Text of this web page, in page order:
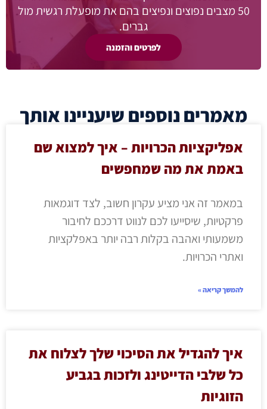
50 מצבים נפוצים ונפיצים בהם את מופעלת רגשית מול
גברים.
לפרטים והזמנה
מאמרים נוספים שיעניינו אותך
אפליקציות הכרויות – איך למצוא שם
באמת את מה שמחפשים
במאמר זה אני מציע עקרון חשוב, לצד דוגמאות
פרקטיות, שיסייעו לכם לנווט דרככם לחיבור
משמעותי ואהבה בקלות רבה יותר באפלקציות
ואתרי הכרויות.
להמשך קריאה »
איך להגדיל את הסיכוי שלך לצלוח את
כל שלבי הדייטינג ולזכות בגביע
הזוגיות